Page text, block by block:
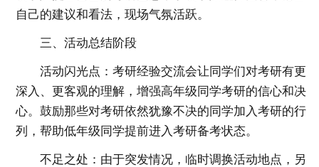
自己的建议和看法，现场气氛活跃。
三、活动总结阶段
活动闪光点：考研经验交流会让同学们对考研有更
深入、更客观的理解，增强高年级同学考研的信心和决
心。鼓励那些对考研依然犹豫不决的同学加入考研的行
列，帮助低年级同学提前进入考研备考状态。
不足之处： 由于突发情况，临时调换活动地点，另